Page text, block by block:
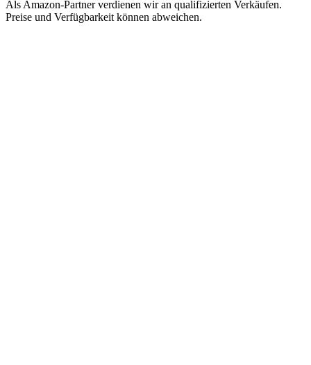
Als Amazon-Partner verdienen wir an qualifizierten Verkäufen.
Preise und Verfügbarkeit können abweichen.